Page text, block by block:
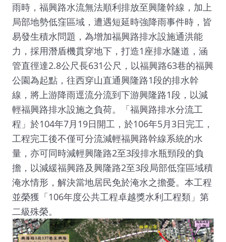
雨時，福興路水流無法順利排放至興隆幹線，加上
局部地勢低窪區域，遭遇短延時強降雨事件時，皆
易發生積水問題，為增加福興路排水設施通洪能
力，採用潛盾機貫穿地下，打造1座排水隧道，涵
管直徑達2.8公尺長631公尺，以福興路63巷的福興
公園為起點，往西穿山直通興隆路1段的排水幹
線，將上游降雨逕流分流到下游興隆路1段，以減
輕福興路排水設施之負荷。「福興路排水分流工
程」於104年7月19日開工，於106年5月3日完工，
工程完工後不僅可分流減輕福興路幹線系統的水
量，亦可同時減輕興隆路2至3段排水瓶頸段的負
擔，以減緩福興路及興隆路2至3段局部低窪區域積
淹水情形，解決當地居民免於淹水之擔憂。本工程
並榮獲「106年度公共工程卓越獎水利工程類」第
二級殊榮。